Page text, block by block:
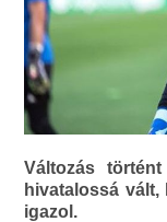
Változás
hivatalossá
igazol.